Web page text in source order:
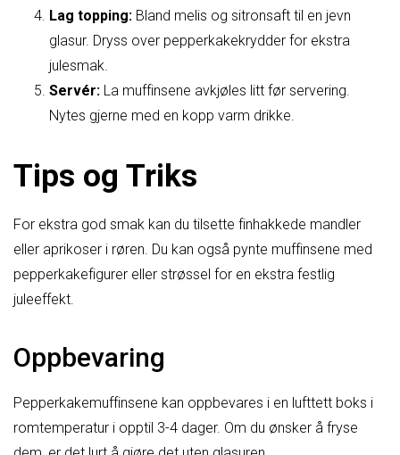
Lag topping: Bland melis og sitronsaft til en jevn
glasur. Dryss over pepperkakekrydder for ekstra
julesmak.
Servér: La muffinsene avkjøles litt før servering.
Nytes gjerne med en kopp varm drikke.
Tips og Triks
For ekstra god smak kan du tilsette finhakkede mandler
eller aprikoser i røren. Du kan også pynte muffinsene med
pepperkakefigurer eller strøssel for en ekstra festlig
juleeffekt.
Oppbevaring
Pepperkakemuffinsene kan oppbevares i en lufttett boks i
romtemperatur i opptil 3-4 dager. Om du ønsker å fryse